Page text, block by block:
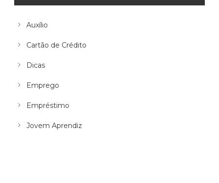
Auxílio
Cartão de Crédito
Dicas
Emprego
Empréstimo
Jovem Aprendiz